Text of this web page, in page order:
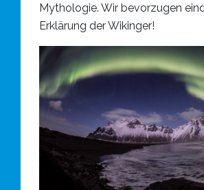
Mythologie. Wir bevorzugen
Erklärung der Wikinger!